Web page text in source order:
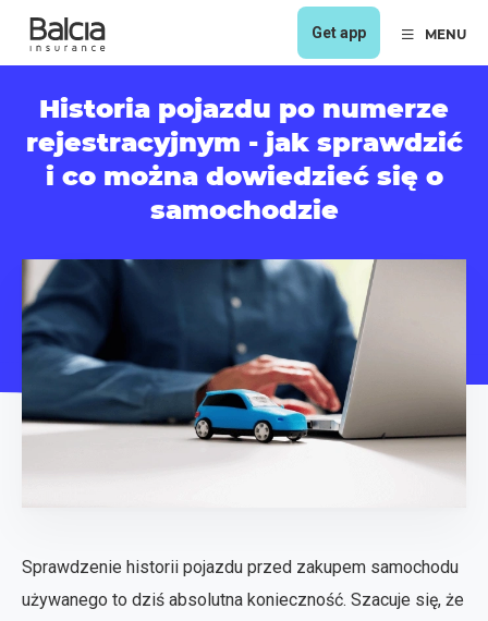
Get app MENU
Historia pojazdu po numerze
rejestracyjnym - jak sprawdzić
i co można dowiedzieć się o
samochodzie
Sprawdzenie historii pojazdu przed zakupem samochodu
używanego to dziś absolutna konieczność. Szacuje się, że